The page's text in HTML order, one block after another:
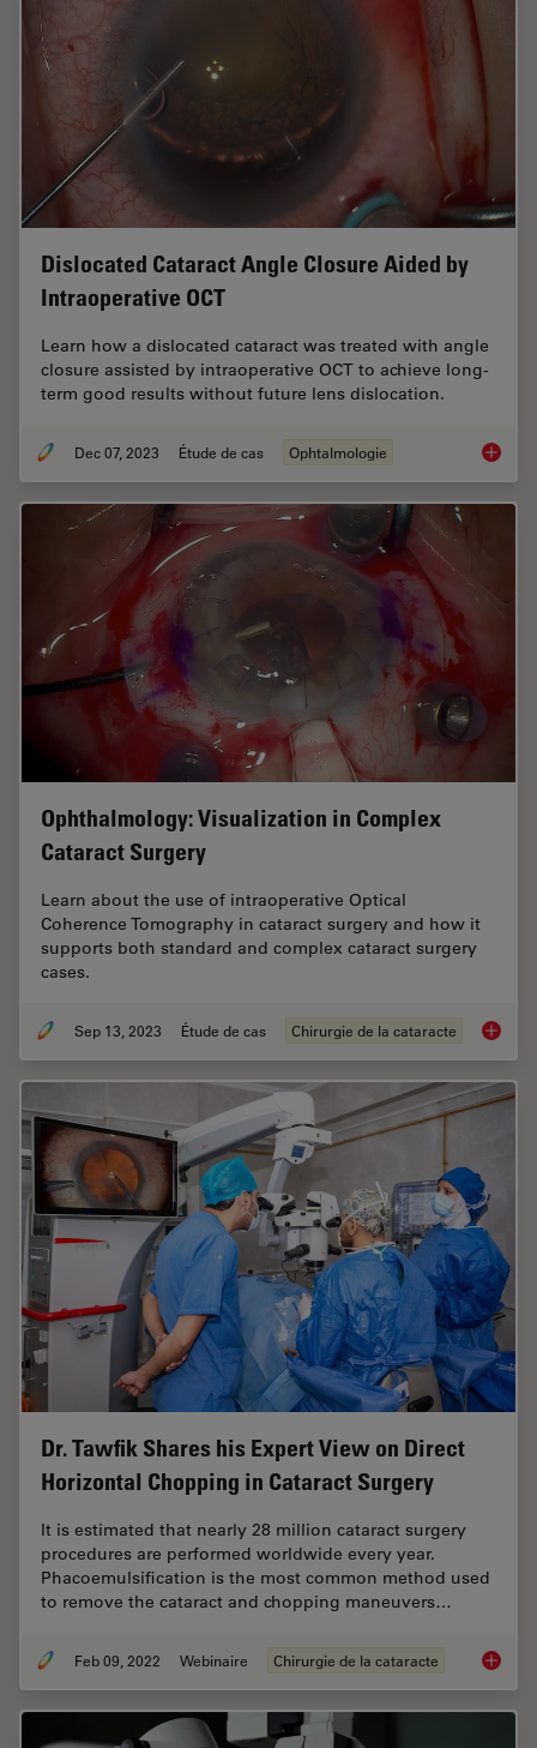
Dislocated Cataract Angle Closure Aided by
Intraoperative OCT
Learn how a dislocated cataract was treated with angle
closure assisted by intraoperative OCT to achieve long-
term good results without future lens dislocation.
Dec 07, 2023 Étude de cas Ophtalmologie
Ophthalmology: Visualization in Complex
Cataract Surgery
Learn about the use of intraoperative Optical
Coherence Tomography in cataract surgery and how it
supports both standard and complex cataract surgery
cases.
Sep 13, 2023 Étude de cas Chirurgie de la cataracte
Dr. Tawfik Shares his Expert View on Direct
Horizontal Chopping in Cataract Surgery
It is estimated that nearly 28 million cataract surgery
procedures are performed worldwide every year.
Phacoemulsification is the most common method used
to remove the cataract and chopping maneuvers…
Feb 09, 2022 Webinaire Chirurgie de la cataracte Dr.